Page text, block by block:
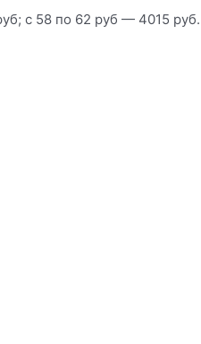
с 58 по 62 руб — 4015 руб.